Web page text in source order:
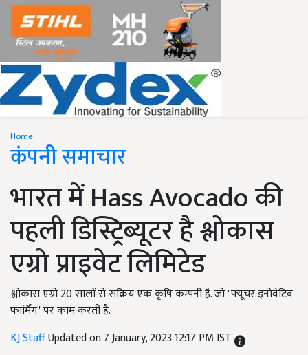
Home
कंपनी समाचार
भारत में Hass Avocado की
पहली डिस्ट्रिब्यूटर है श्लोकास
एग्रो प्राइवेट लिमिटेड
श्लोकास एग्रो 20 सालों से सक्रिय एक कृषि कम्पनी है. जो "फ्यूचर इनोवेटिव
फार्मिंग" पर काम करती है.
KJ StaffUpdated on 7 January, 2023 12:17 PM IST